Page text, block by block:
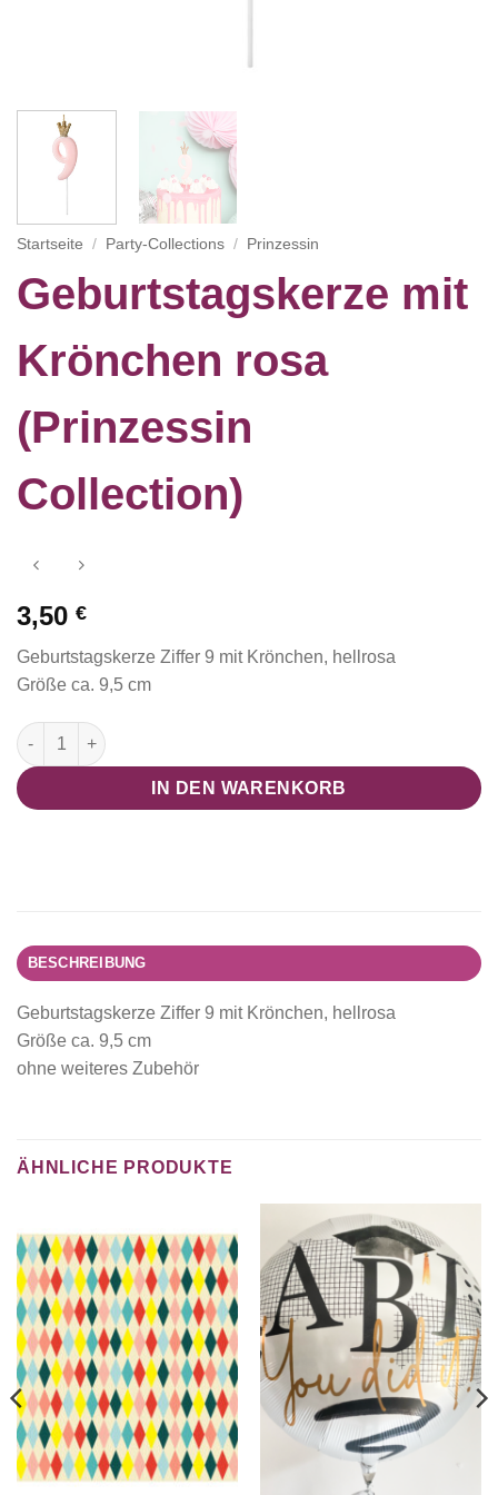
Startseite / Party-Collections / Prinzessin
Geburtstagskerze mit
Krönchen rosa
(Prinzessin
Collection)
3,50 €
Geburtstagskerze Ziffer 9 mit Krönchen, hellrosa
Größe ca. 9,5 cm
Geburtstagskerze mit Krönchen rosa (Prinzessin Collection)
IN DEN WARENKORB
BESCHREIBUNG
Geburtstagskerze Ziffer 9 mit Krönchen, hellrosa
Größe ca. 9,5 cm
ohne weiteres Zubehör
ÄHNLICHE PRODUKTE